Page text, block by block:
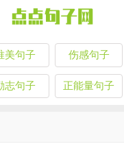
美句子 伤感句子
志句子 正能量句子